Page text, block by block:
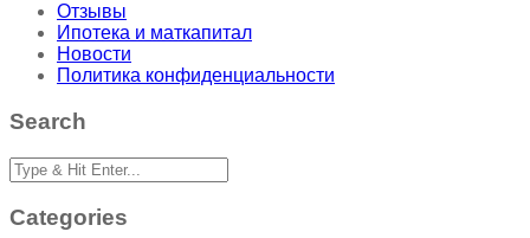
Отзывы
Ипотека и маткапитал
Новости
Политика конфиденциальности
Search
Categories